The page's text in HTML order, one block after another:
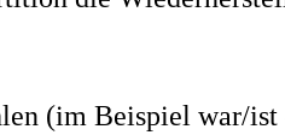
(im Beispiel war/ist